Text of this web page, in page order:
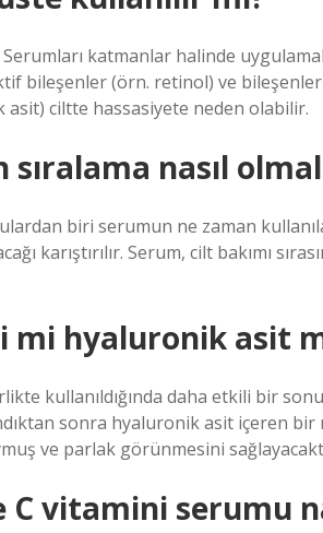
katmanlar halinde
bileşenler (örn. retinol) ve
ciltte hassasiyete neden olabilir.
nasıl
biri serumun ne zaman
karıştırılır. Serum, cilt bakımı
mi hyaluronik asit
kullanıldığında daha etkili bir
sonra hyaluronik asit içeren
ve parlak görünmesini
vitamini serumu